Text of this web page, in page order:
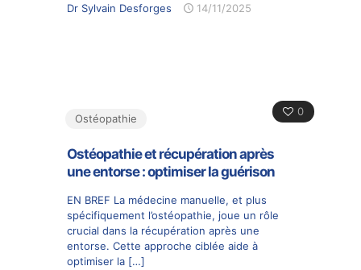
Dr Sylvain Desforges 14/11/2025
0
Ostéopathie
Ostéopathie et récupération après
une entorse : optimiser la guérison
EN BREF La médecine manuelle, et plus
spécifiquement l’ostéopathie, joue un rôle
crucial dans la récupération après une
entorse. Cette approche ciblée aide à
optimiser la […]